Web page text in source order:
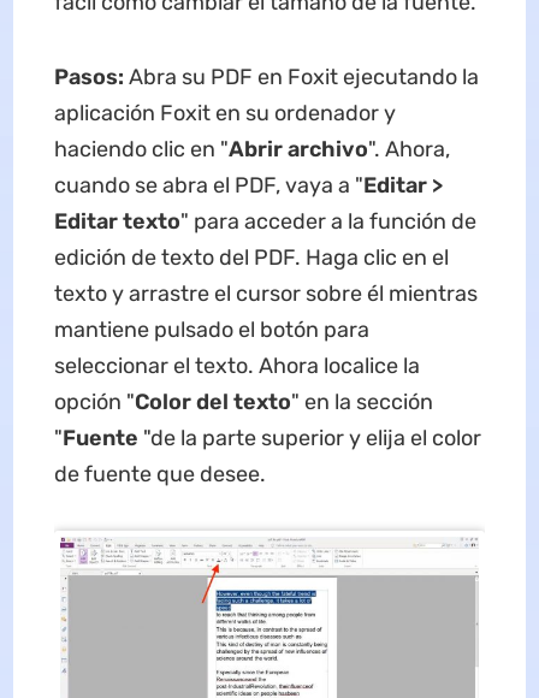
Pasos: Abra su PDF en Foxit ejecutando la
aplicación Foxit en su ordenador y
haciendo clic en "Abrir archivo". Ahora,
cuando se abra el PDF, vaya a "Editar >
Editar texto" para acceder a la función de
edición de texto del PDF. Haga clic en el
texto y arrastre el cursor sobre él mientras
mantiene pulsado el botón para
seleccionar el texto. Ahora localice la
opción "Color del texto" en la sección
"Fuente "de la parte superior y elija el color
de fuente que desee.